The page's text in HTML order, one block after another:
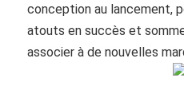
conception au lancement,
atouts en succès et
associer à de nouvelles